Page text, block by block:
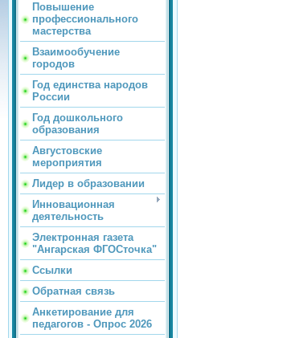
Повышение
профессионального
мастерства
Взаимообучение
городов
Год единства народов
России
Год дошкольного
образования
Августовские
мероприятия
Лидер в образовании
Инновационная
деятельность
Электронная газета
"Ангарская ФГОСточка"
Ссылки
Обратная связь
Анкетирование для
педагогов - Опрос 2026